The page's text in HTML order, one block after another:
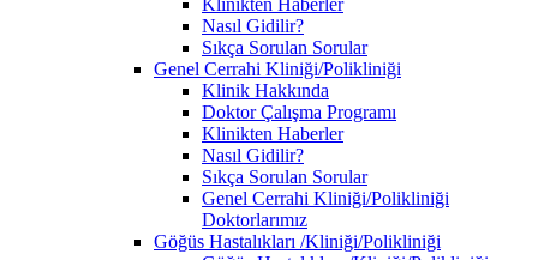
Nasıl Gidilir?
Sıkça Sorulan Sorular
Genel Cerrahi Kliniği/Polikliniği
Klinik Hakkında
Doktor Çalışma Programı
Klinikten Haberler
Nasıl Gidilir?
Sıkça Sorulan Sorular
Genel Cerrahi Kliniği/Polikliniği
Doktorlarımız
Göğüs Hastalıkları /Kliniği/Polikliniği